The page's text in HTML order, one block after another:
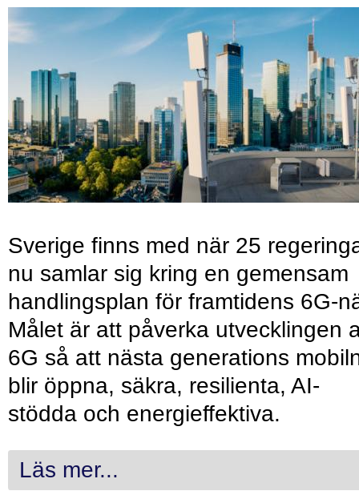
Sverige finns med när 25
nu samlar sig kring en gemensam
handlingsplan för framtidens 6G-
Målet är att påverka utvecklingen
6G så att nästa generations
blir öppna, säkra, resilienta, AI-
stödda och energieffektiva.
Läs mer...